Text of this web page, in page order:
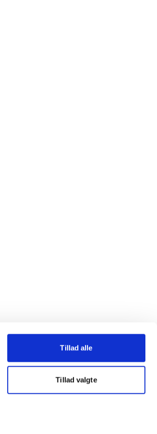
Tillad alle
Tillad valgte